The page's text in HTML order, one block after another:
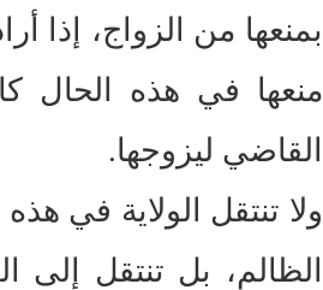
بمنعها من الزواج، إذا
منعها في هذه الحال
القاضي ليزوجها.
ولا تنتقل الولاية في
الظالم، بل تنتقل